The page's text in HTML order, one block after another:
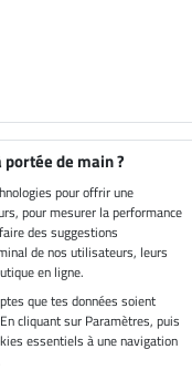
de main ?
pour offrir une
pour mesurer la performance
des suggestions
de nos utilisateurs, leurs
en ligne.
que tes données soient
cliquant sur Paramètres, puis
essentiels à une navigation